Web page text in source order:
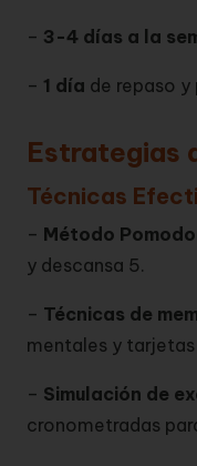
– 3-4 días a la
– 1 día de repaso y
Estrategias
Técnicas
– Método
y descansa 5.
– Técnicas de
mentales y
– Simulación de
cronometradas